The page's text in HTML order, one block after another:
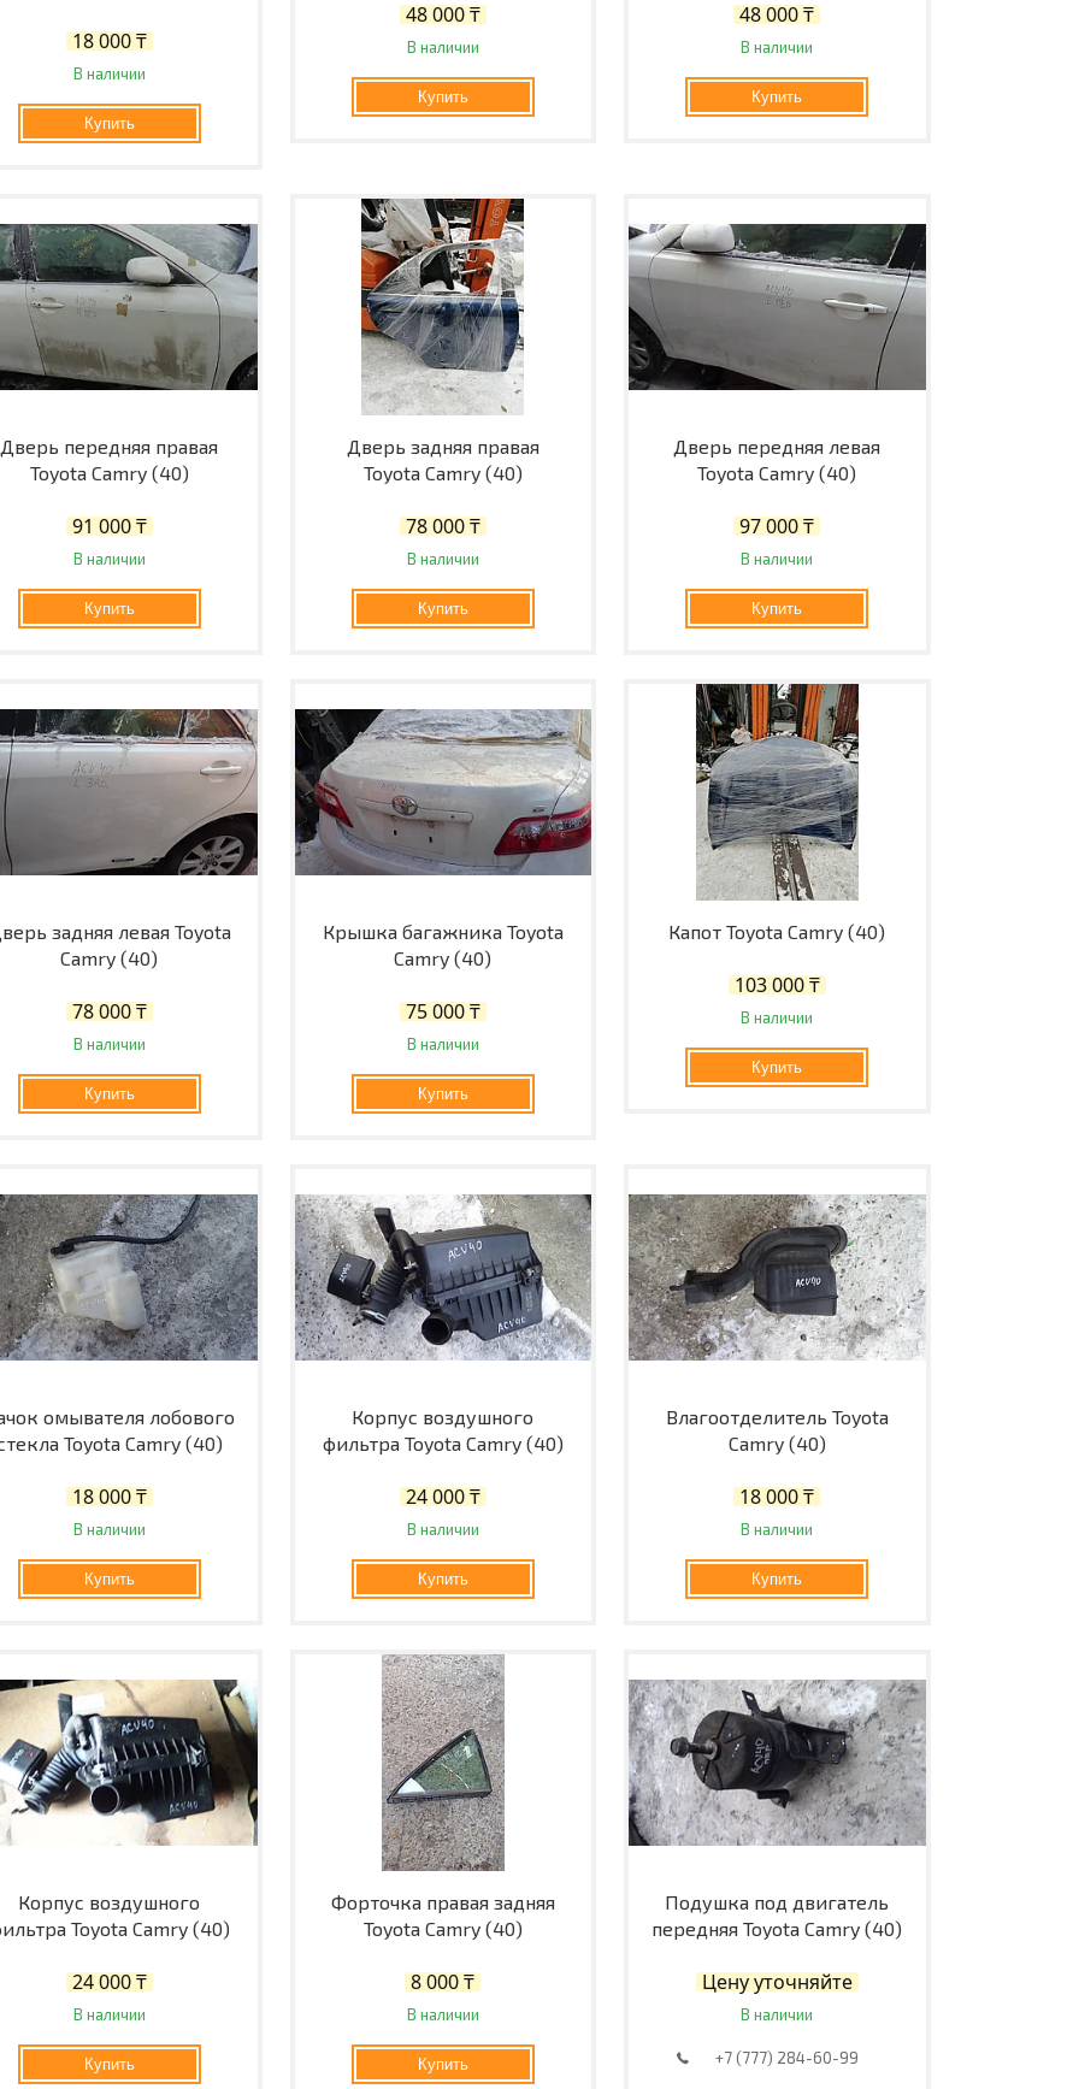
18 000 ₸
В наличии
Купить
48 000 ₸
В наличии
Купить
48 000 ₸
В наличии
Купить
Дверь передняя правая
Toyota Camry (40)
91 000 ₸
В наличии
Купить
Дверь задняя правая
Toyota Camry (40)
78 000 ₸
В наличии
Купить
Дверь передняя левая
Toyota Camry (40)
97 000 ₸
В наличии
Купить
задняя левая Toyota
Camry (40)
78 000 ₸
В наличии
Купить
Крышка багажника Toyota
Camry (40)
75 000 ₸
В наличии
Купить
Капот Toyota Camry (40)
103 000 ₸
В наличии
Купить
омывателя лобового
Toyota Camry (40)
18 000 ₸
В наличии
Купить
Корпус воздушного
фильтра Toyota Camry (40)
24 000 ₸
В наличии
Купить
Влагоотделитель Toyota
Camry (40)
18 000 ₸
В наличии
Купить
Корпус воздушного
Toyota Camry (40)
24 000 ₸
В наличии
Купить
Форточка правая задняя
Toyota Camry (40)
8 000 ₸
В наличии
Купить
Подушка под двигатель
передняя Toyota Camry (40)
Цену уточняйте
В наличии
+7 (777) 284-60-99